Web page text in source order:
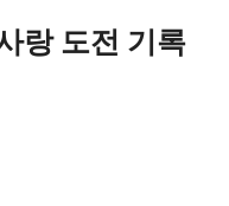
랑 도전 기록